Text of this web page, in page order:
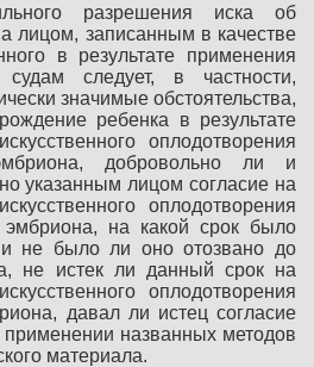
разрешения иска об
лицом, записанным в качестве
в результате применения
следует, в частности,
значимые обстоятельства,
ребенка в результате
оплодотворения
добровольно ли и
указанным лицом согласие на
оплодотворения
на какой срок было
и не было ли оно отозвано до
не истек ли данный срок на
оплодотворения
давал ли истец согласие
названных методов
материала.